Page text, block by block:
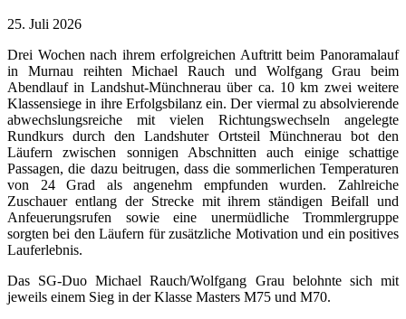
25. Juli 2026
Drei Wochen nach ihrem erfolgreichen Auftritt beim Panoramalauf
in Murnau reihten Michael Rauch und Wolfgang Grau beim
Abendlauf in Landshut-Münchnerau über ca. 10 km zwei weitere
Klassensiege in ihre Erfolgsbilanz ein. Der viermal zu absolvierende
abwechslungsreiche mit vielen Richtungswechseln angelegte
Rundkurs durch den Landshuter Ortsteil Münchnerau bot den
Läufern zwischen sonnigen Abschnitten auch einige schattige
Passagen, die dazu beitrugen, dass die sommerlichen Temperaturen
von 24 Grad als angenehm empfunden wurden. Zahlreiche
Zuschauer entlang der Strecke mit ihrem ständigen Beifall und
Anfeuerungsrufen sowie eine unermüdliche Trommlergruppe
sorgten bei den Läufern für zusätzliche Motivation und ein positives
Lauferlebnis.
Das SG-Duo Michael Rauch/Wolfgang Grau belohnte sich mit
jeweils einem Sieg in der Klasse Masters M75 und M70.